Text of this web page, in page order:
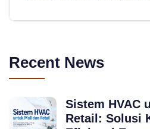
Recent News
Sistem HVAC
Retail: Solusi